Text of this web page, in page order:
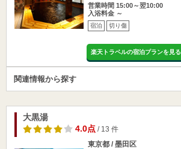
営業時間 15:00～翌10:00
入浴料金 ～
宿泊 切り傷
楽天トラベルの宿泊プランを見る
関連情報から探す
大黒湯
4.0点/ 13 件
東京都 / 墨田区